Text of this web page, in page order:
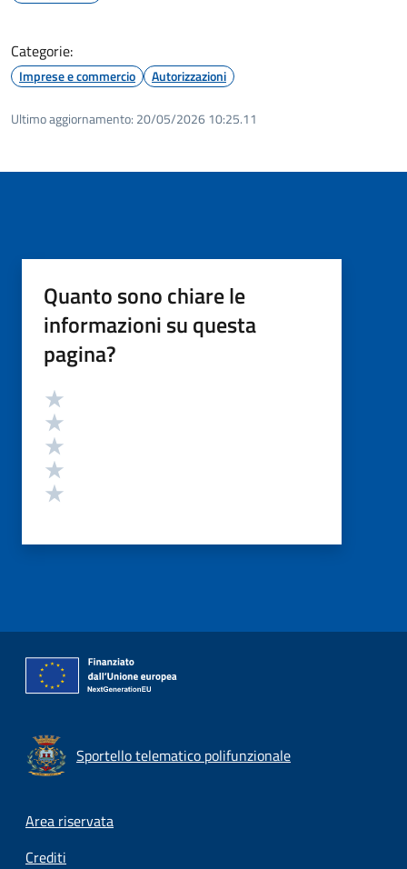
Categorie:
Imprese e commercio Autorizzazioni
Ultimo aggiornamento: 20/05/2026 10:25.11
Quanto sono chiare le
informazioni su questa
pagina?
Valutazione
Sportello telematico polifunzionale
Footer menu
Area riservata
Crediti